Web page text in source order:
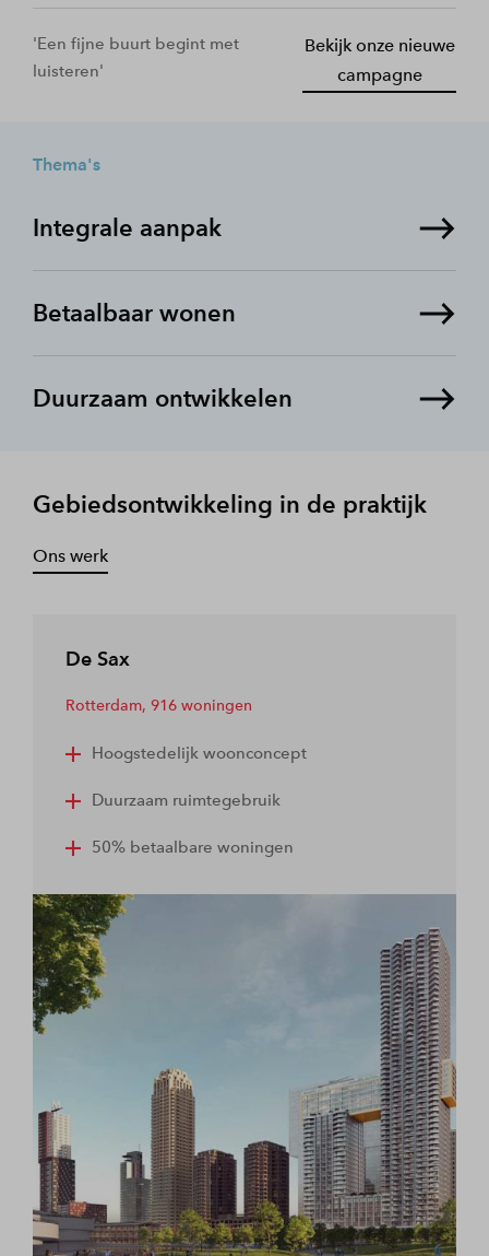
'Een fijne buurt begint met
luisteren'
Bekijk onze nieuwe
campagne
Thema's
Integrale aanpak
Betaalbaar wonen
Duurzaam ontwikkelen
Gebiedsontwikkeling in de praktijk
Ons werk
De Sax
Rotterdam, 916 woningen
Hoogstedelijk woonconcept
Duurzaam ruimtegebruik
50% betaalbare woningen